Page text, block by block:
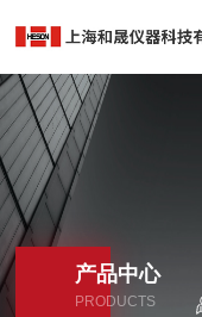
产品中心
PRODUCTS